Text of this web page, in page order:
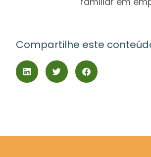
Compartilhe este